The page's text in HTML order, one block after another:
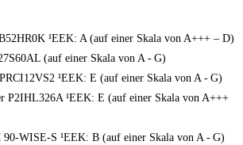
¹EEK: A (auf einer Skala von A+++ – D)
(auf einer Skala von A - G)
¹EEK: E (auf einer Skala von A - G)
P2IHL326A ¹EEK: E‍ (auf einer Skala von A+++
90-WISE-S ¹EEK: B (auf einer Skala von A - G)